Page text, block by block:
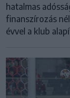
hatalmas
finanszírozás
évvel a klub